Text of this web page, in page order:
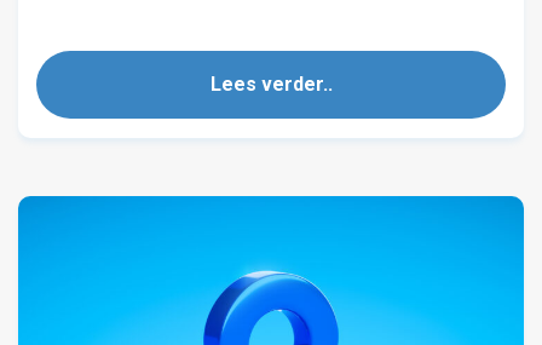
Lees verder..